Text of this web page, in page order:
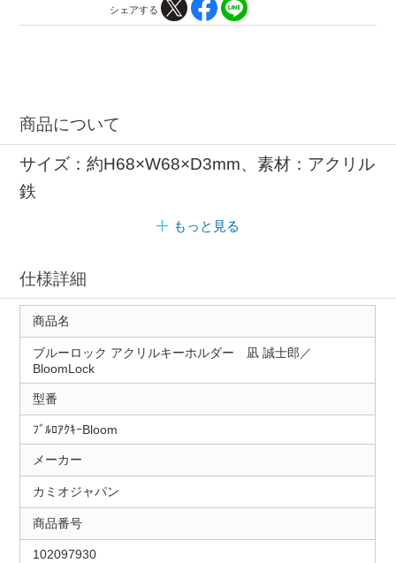
シェアする
商品について
サイズ：約H68×W68×D3mm、素材：アクリル
鉄
もっと見る
仕様詳細
商品名
ブルーロック アクリルキーホルダー 凪 誠士郎／
BloomLock
型番
ﾌﾞﾙﾛｱｸｷｰBloom
メーカー
カミオジャパン
商品番号
102097930